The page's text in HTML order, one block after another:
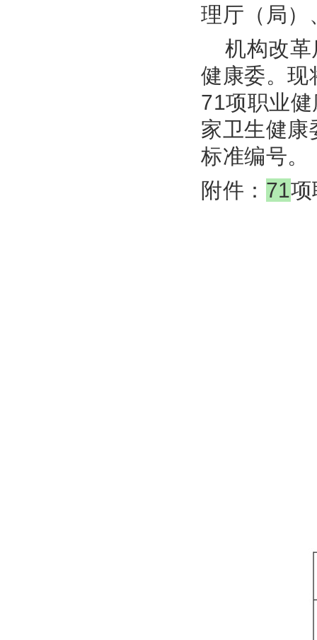
理厅（局）
机构改
健康委。现
71项职业
家卫生健康
标准编号。
附件： 71项